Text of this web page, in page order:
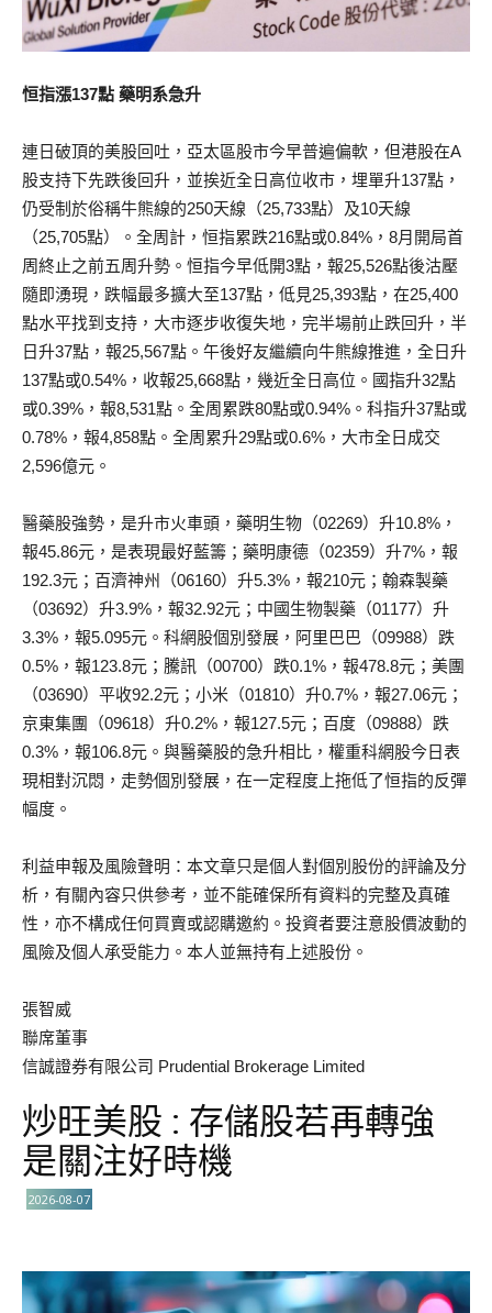
恒指漲137點 藥明系急升
連日破頂的美股回吐，亞太區股市今早普遍偏軟，但港股在A
股支持下先跌後回升，並挨近全日高位收市，埋單升137點，
仍受制於俗稱牛熊線的250天線（25,733點）及10天線
（25,705點）。全周計，恒指累跌216點或0.84%，8月開局首
周終止之前五周升勢。恒指今早低開3點，報25,526點後沽壓
隨即湧現，跌幅最多擴大至137點，低見25,393點，在25,400
點水平找到支持，大市逐步收復失地，完半場前止跌回升，半
日升37點，報25,567點。午後好友繼續向牛熊線推進，全日升
137點或0.54%，收報25,668點，幾近全日高位。國指升32點
或0.39%，報8,531點。全周累跌80點或0.94%。科指升37點或
0.78%，報4,858點。全周累升29點或0.6%，大市全日成交
2,596億元。
醫藥股強勢，是升市火車頭，藥明生物（02269）升10.8%，
報45.86元，是表現最好藍籌；藥明康德（02359）升7%，報
192.3元；百濟神州（06160）升5.3%，報210元；翰森製藥
（03692）升3.9%，報32.92元；中國生物製藥（01177）升
3.3%，報5.095元。科網股個別發展，阿里巴巴（09988）跌
0.5%，報123.8元；騰訊（00700）跌0.1%，報478.8元；美團
（03690）平收92.2元；小米（01810）升0.7%，報27.06元；
京東集團（09618）升0.2%，報127.5元；百度（09888）跌
0.3%，報106.8元。與醫藥股的急升相比，權重科網股今日表
現相對沉悶，走勢個別發展，在一定程度上拖低了恒指的反彈
幅度。
利益申報及風險聲明：本文章只是個人對個別股份的評論及分
析，有關內容只供參考，並不能確保所有資料的完整及真確
性，亦不構成任何買賣或認購邀約。投資者要注意股價波動的
風險及個人承受能力。本人並無持有上述股份。
張智威
聯席董事
信誠證券有限公司 Prudential Brokerage Limited
炒旺美股 : 存儲股若再轉強
是關注好時機
2026-08-07